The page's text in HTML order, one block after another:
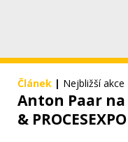
Článek | Nejbližší akce
Anton Paar na
&